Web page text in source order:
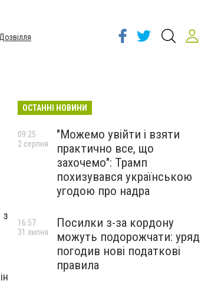
Дозвілля
з
ОСТАННІ НОВИНИ
"Можемо увійти і взяти
практично все, що
захочемо": Трамп
похизувався українською
угодою про надра
09:25
2 серпня
Посилки з-за кордону
можуть подорожчати: уряд
погодив нові податкові
правила
16:57
31 липня